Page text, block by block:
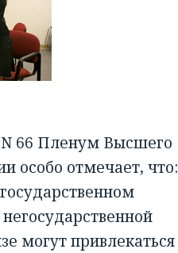
66 Пленум Высшего
особо отмечает, что:
могут привлекаться